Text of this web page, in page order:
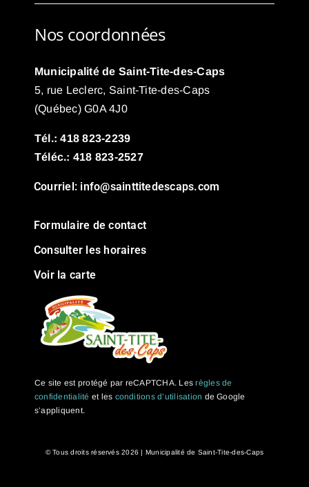
Nos coordonnées
Municipalité de Saint-Tite-des-Caps
5, rue Leclerc, Saint-Tite-des-Caps
(Québec) G0A 4J0
Tél.: 418 823-2239
Téléc.: 418 823-2527
Courriel: info@sainttitedescaps.com
Formulaire de contact
Consulter les horaires
Voir la carte
Ce site est protégé par reCAPTCHA. Lesrègles de
confidentialité et les conditions d’utilisation de Google
s’appliquent.
© Tous droits réservés2026 | Municipalité de Saint-Tite-des-Caps